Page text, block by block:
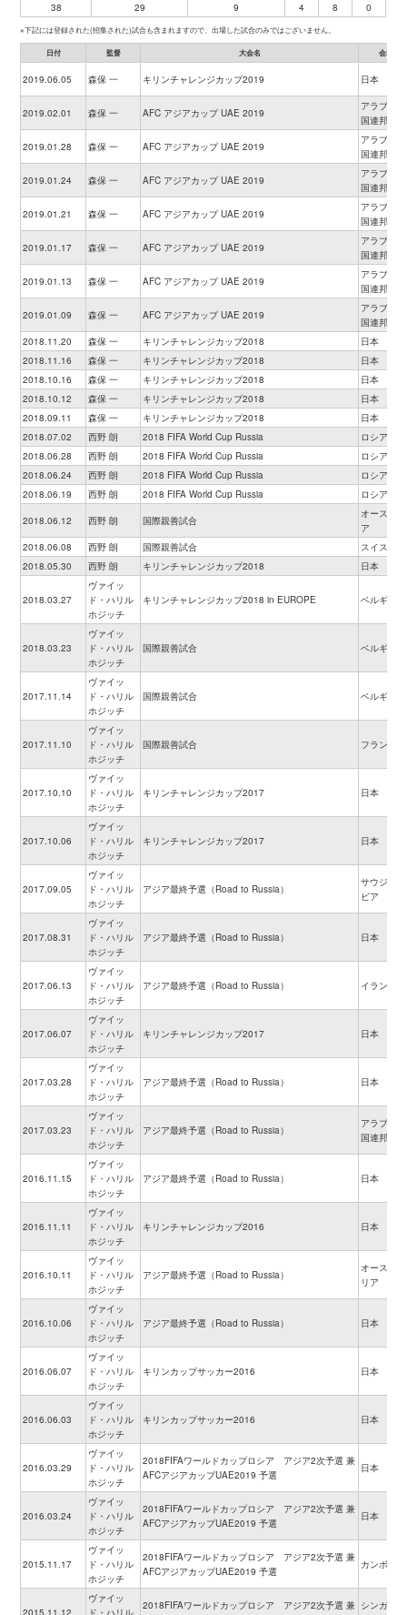
38 29 9 4 8 0
※下記には登録された(招集された)試合も含まれますので、出場した試合のみではございません。
日付 監督 大会名 会場
2019.06.05 森保 一 キリンチャレンジカップ2019 日本
2019.02.01 森保 一 AFC アジアカップ UAE 2019
アラブ首長
国連邦
2019.01.28 森保 一 AFC アジアカップ UAE 2019
アラブ首長
国連邦
2019.01.24 森保 一 AFC アジアカップ UAE 2019
アラブ首長
国連邦
2019.01.21 森保 一 AFC アジアカップ UAE 2019
アラブ首長
国連邦
2019.01.17 森保 一 AFC アジアカップ UAE 2019
アラブ首長
国連邦
2019.01.13 森保 一 AFC アジアカップ UAE 2019
アラブ首長
国連邦
2019.01.09 森保 一 AFC アジアカップ UAE 2019
アラブ首長
国連邦
2018.11.20
森保 一 キリンチャレンジカップ2018
日本
2018.11.16
森保 一 キリンチャレンジカップ2018
日本
2018.10.16
森保 一 キリンチャレンジカップ2018
日本
2018.10.12
森保 一 キリンチャレンジカップ2018
日本
2018.09.11
森保 一 キリンチャレンジカップ2018
日本
2018.07.02
西野 朗 2018 FIFA World Cup Russia
ロシア
2018.06.28
西野 朗 2018 FIFA World Cup Russia
ロシア
2018.06.24
西野 朗 2018 FIFA World Cup Russia
ロシア
2018.06.19
西野 朗 2018 FIFA World Cup Russia ロシア
2018.06.12 西野 朗 国際親善試合
オーストリ
ア
2018.06.08
西野 朗 国際親善試合
スイス
2018.05.30
西野 朗 キリンチャレンジカップ2018 日本
2018.03.27
ヴァイッ
ド・ハリル
ホジッチ
キリンチャレンジカップ2018 in EUROPE ベルギー
2018.03.23
ヴァイッ
ド・ハリル
ホジッチ
国際親善試合 ベルギー
2017.11.14
ヴァイッ
ド・ハリル
ホジッチ
国際親善試合 ベルギー
2017.11.10
ヴァイッ
ド・ハリル
ホジッチ
国際親善試合 フランス
2017.10.10
ヴァイッ
ド・ハリル
ホジッチ
キリンチャレンジカップ2017 日本
2017.10.06
ヴァイッ
ド・ハリル
ホジッチ
キリンチャレンジカップ2017 日本
2017.09.05
ヴァイッ
ド・ハリル
ホジッチ
アジア最終予選（Road to Russia）
サウジアラ
ビア
2017.08.31
ヴァイッ
ド・ハリル
ホジッチ
アジア最終予選（Road to Russia） 日本
2017.06.13
ヴァイッ
ド・ハリル
ホジッチ
アジア最終予選（Road to Russia） イラン
2017.06.07
ヴァイッ
ド・ハリル
ホジッチ
キリンチャレンジカップ2017 日本
2017.03.28
ヴァイッ
ド・ハリル
ホジッチ
アジア最終予選（Road to Russia） 日本
2017.03.23
ヴァイッ
ド・ハリル
ホジッチ
アジア最終予選（Road to Russia）
アラブ首長
国連邦
2016.11.15
ヴァイッ
ド・ハリル
ホジッチ
アジア最終予選（Road to Russia） 日本
2016.11.11
ヴァイッ
ド・ハリル
ホジッチ
キリンチャレンジカップ2016 日本
2016.10.11
ヴァイッ
ド・ハリル
ホジッチ
アジア最終予選（Road to Russia）
オーストラ
リア
2016.10.06
ヴァイッ
ド・ハリル
ホジッチ
アジア最終予選（Road to Russia） 日本
2016.06.07
ヴァイッ
ド・ハリル
ホジッチ
キリンカップサッカー2016 日本
2016.06.03
ヴァイッ
ド・ハリル
ホジッチ
キリンカップサッカー2016 日本
2016.03.29
ヴァイッ
ド・ハリル
ホジッチ
2018FIFAワールドカップロシア アジア2次予選 兼
AFCアジアカップUAE2019 予選
日本
2016.03.24
ヴァイッ
ド・ハリル
ホジッチ
2018FIFAワールドカップロシア アジア2次予選 兼
AFCアジアカップUAE2019 予選
日本
2015.11.17
ヴァイッ
ド・ハリル
ホジッチ
2018FIFAワールドカップロシア アジア2次予選 兼
AFCアジアカップUAE2019 予選
カンボジア
2015.11.12
ヴァイッ
ド・ハリル
2018FIFAワールドカップロシア アジア2次予選 兼 シンガポー